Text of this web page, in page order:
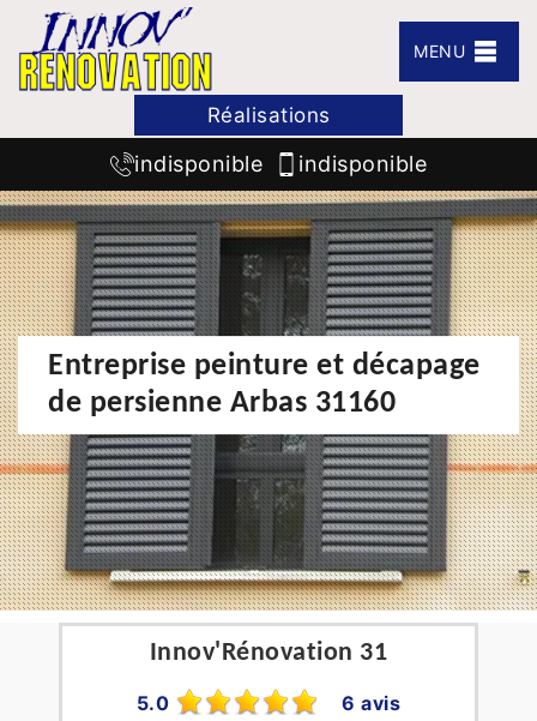
MENU
Réalisations
indisponible indisponible
Entreprise peinture et décapage
de persienne Arbas 31160
Innov'Rénovation 31
5.0
6 avis